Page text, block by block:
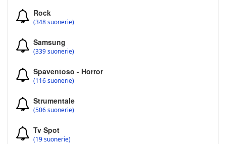
Rock
(348 suonerie)
Samsung
(339 suonerie)
Spaventoso - Horror
(116 suonerie)
Strumentale
(506 suonerie)
Tv Spot
(19 suonerie)